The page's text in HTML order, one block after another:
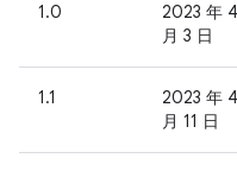
1.0
2023 年 4
月 3 日
1.1
2023 年 4
月 11 日